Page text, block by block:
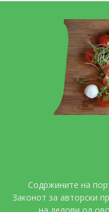
Содржините на
Законот за авторски